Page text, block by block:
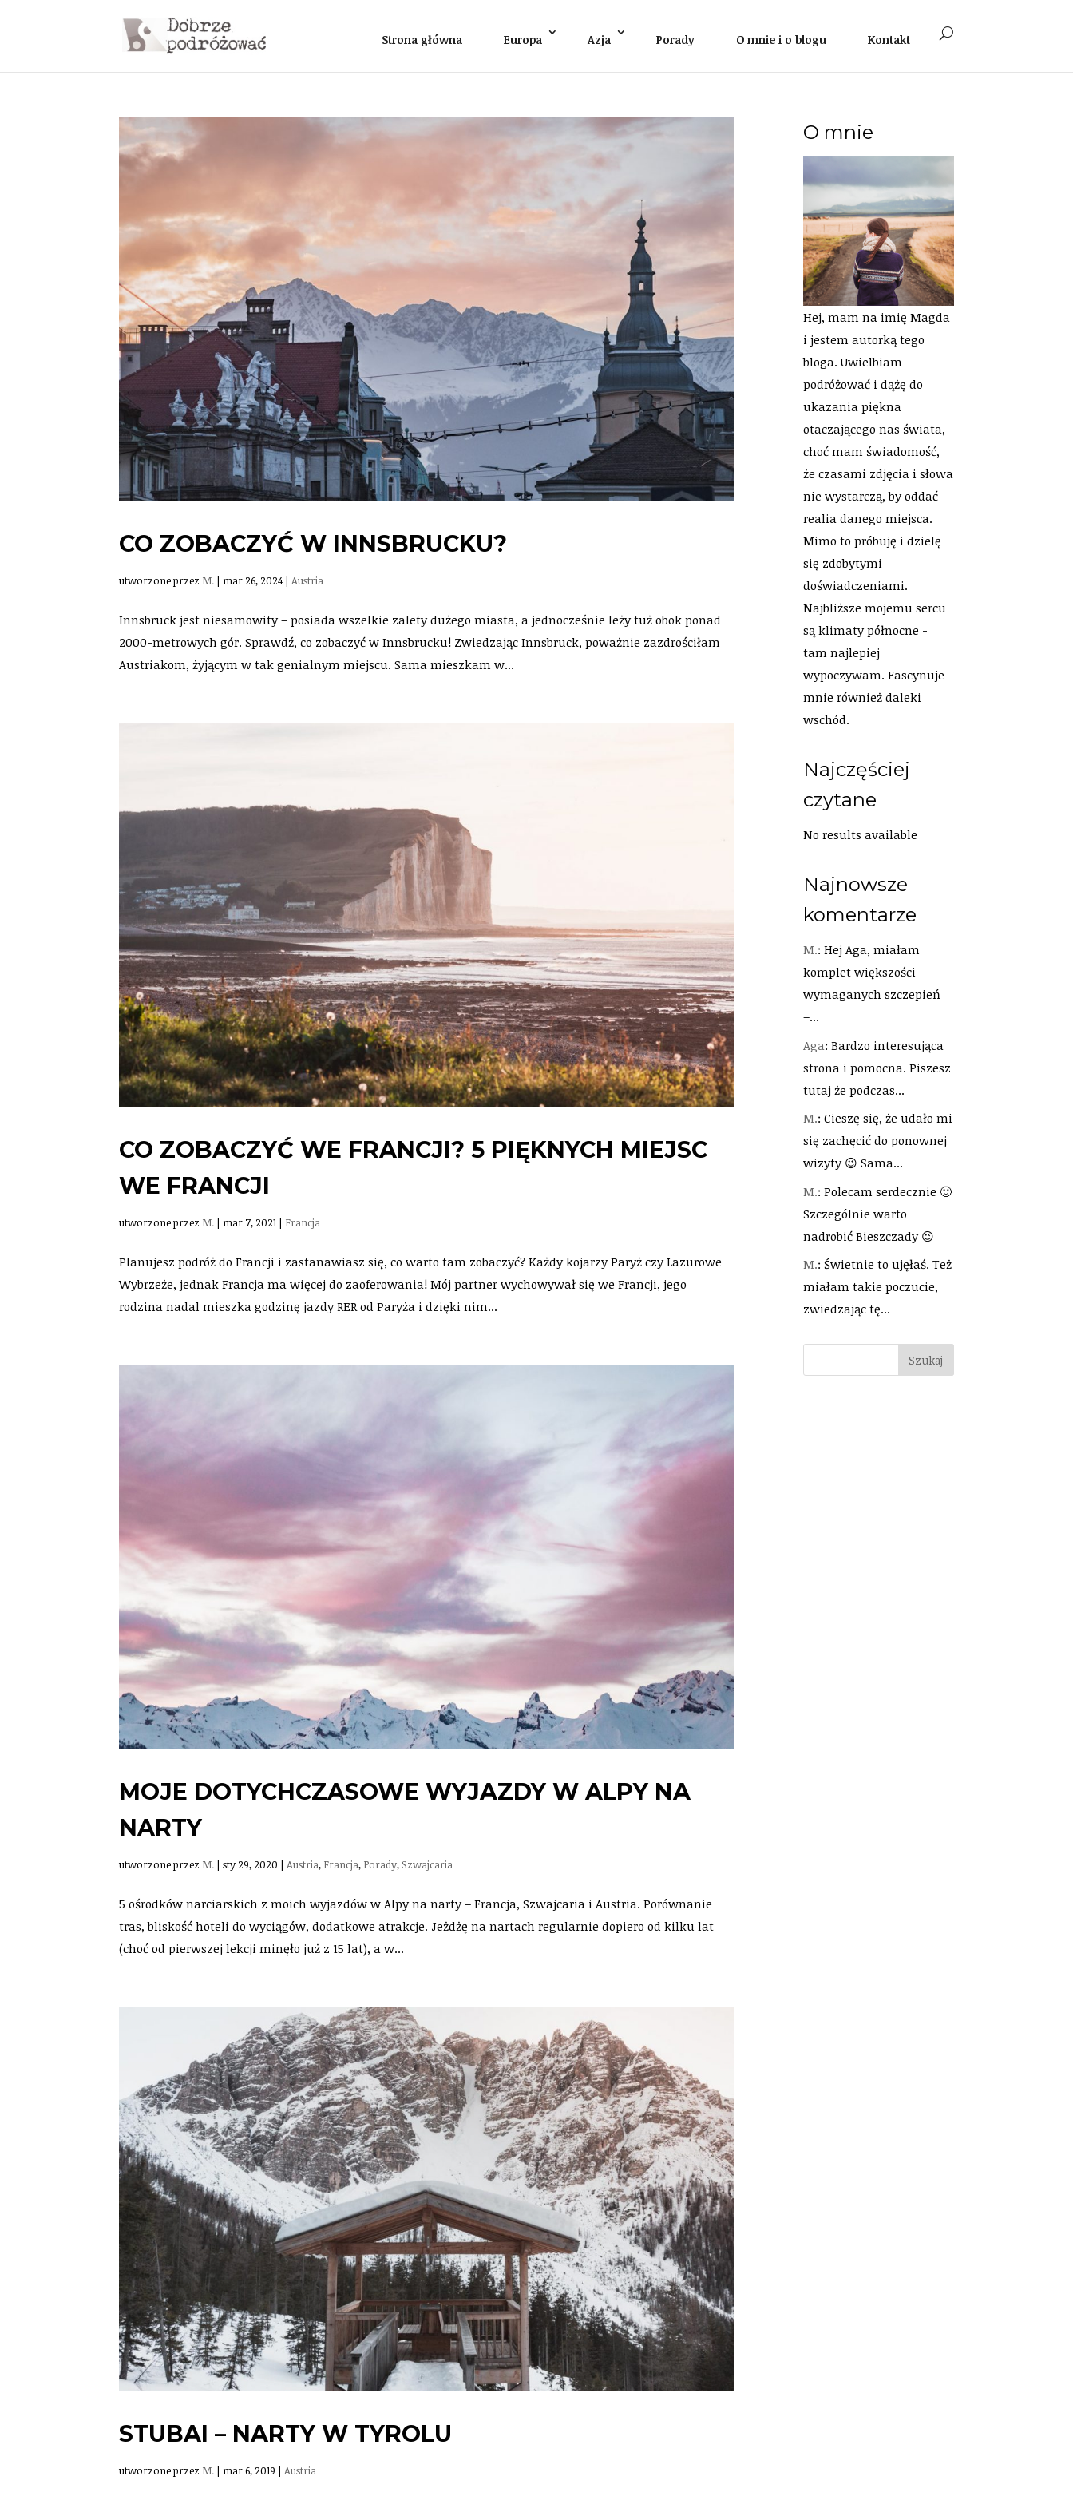
Strona główna Europa Azja Porady O mnie i o blogu Kontakt
CO ZOBACZYĆ W INNSBRUCKU?
utworzone przez M. | mar 26, 2024 |Austria
Innsbruck jest niesamowity – posiada wszelkie zalety dużego miasta, a jednocześnie leży tuż obok ponad
2000-metrowych gór. Sprawdź, co zobaczyć w Innsbrucku! Zwiedzając Innsbruck, poważnie zazdrościłam
Austriakom, żyjącym w tak genialnym miejscu. Sama mieszkam w...
CO ZOBACZYĆ WE FRANCJI? 5 PIĘKNYCH MIEJSC
WE FRANCJI
utworzone przez M. | mar 7, 2021 | Francja
Planujesz podróż do Francji i zastanawiasz się, co warto tam zobaczyć? Każdy kojarzy Paryż czy Lazurowe
Wybrzeże, jednak Francja ma więcej do zaoferowania! Mój partner wychowywał się we Francji, jego
rodzina nadal mieszka godzinę jazdy RER od Paryża i dzięki nim...
MOJE DOTYCHCZASOWE WYJAZDY W ALPY NA
NARTY
utworzone przez M. |sty 29, 2020 |Austria, Francja, Porady, Szwajcaria
5 ośrodków narciarskich z moich wyjazdów w Alpy na narty – Francja, Szwajcaria i Austria. Porównanie
tras, bliskość hoteli do wyciągów, dodatkowe atrakcje. Jeżdżę na nartach regularnie dopiero od kilku lat
(choć od pierwszej lekcji minęło już z 15 lat), a w...
STUBAI – NARTY W TYROLU
utworzone przez M. | mar 6, 2019 |Austria
O mnie
Hej, mam na imię Magda
i jestem autorką tego
bloga. Uwielbiam
podróżować i dążę do
ukazania piękna
otaczającego nas świata,
choć mam świadomość,
że czasami zdjęcia i słowa
nie wystarczą, by oddać
realia danego miejsca.
Mimo to próbuję i dzielę
się zdobytymi
doświadczeniami.
Najbliższe mojemu sercu
są klimaty północne -
tam najlepiej
wypoczywam. Fascynuje
mnie również daleki
wschód.
Najczęściej
czytane
No results available
Najnowsze
komentarze
M.: Hej Aga, miałam
komplet większości
wymaganych szczepień
–...
Aga: Bardzo interesująca
strona i pomocna. Piszesz
tutaj że podczas...
M.: Cieszę się, że udało mi
się zachęcić do ponownej
wizyty 😉 Sama...
M.: Polecam serdecznie 🙂
Szczególnie warto
nadrobić Bieszczady 😉
M.: Świetnie to ujęłaś. Też
miałam takie poczucie,
zwiedzając tę...